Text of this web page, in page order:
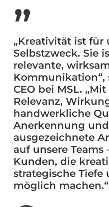
”
„Kreativität ist für
Selbstzweck. Sie
relevante,
Kommunikation“,
CEO bei MSL.
Relevanz,
handwerkliche
Anerkennung
ausgezeichnete
auf unsere
Kunden, die
strategische
möglich machen.“